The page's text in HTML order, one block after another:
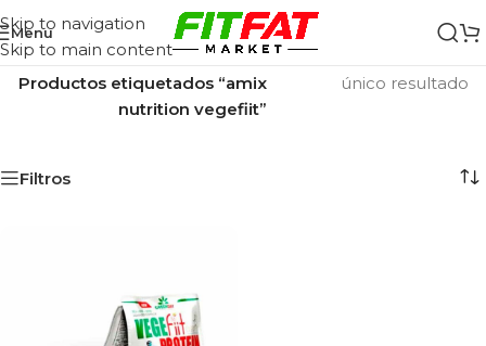
Skip to navigation
Skip to main content
Menu
Inicio/
Productos etiquetados “amix
nutrition vegefiit”
único resultado
Filtros